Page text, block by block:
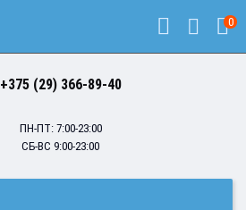
0
+375 (29) 366-89-40
ПН-ПТ: 7:00-23:00
СБ-ВС 9:00-23:00